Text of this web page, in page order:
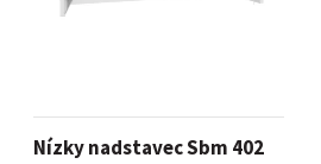
Nízky nadstavec Sbm 402